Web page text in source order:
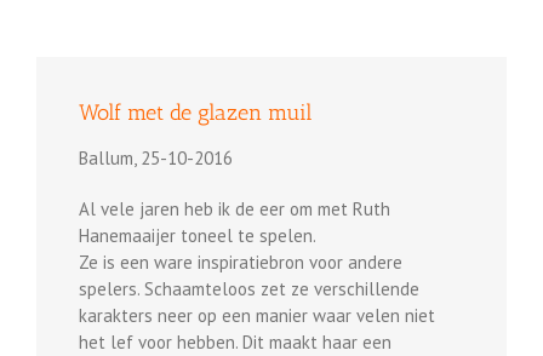
Wolf met de glazen muil
Ballum, 25-10-2016
Al vele jaren heb ik de eer om met Ruth
Hanemaaijer toneel te spelen.
Ze is een ware inspiratiebron voor andere
spelers. Schaamteloos zet ze verschillende
karakters neer op een manier waar velen niet
het lef voor hebben. Dit maakt haar een